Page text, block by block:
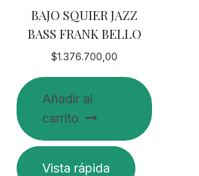
página
producto
BAJO SQUIER JAZZ
BASS FRANK BELLO
$1.376.700,00
Añadir al
carrito
Vista rápida